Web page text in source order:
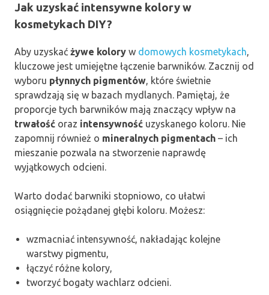
Jak uzyskać intensywne kolory w
kosmetykach DIY?
Aby uzyskać żywe kolory w domowych kosmetykach
kluczowe jest umiejętne łączenie barwników. Zacznij od
wyboru płynnych pigmentów , które świetnie
sprawdzają się w bazach mydlanych. Pamiętaj, że
proporcje tych barwników mają znaczący wpływ na
trwałość oraz intensywność uzyskanego koloru. Nie
zapomnij również o mineralnych pigmentach – ich
mieszanie pozwala na stworzenie naprawdę
wyjątkowych odcieni.
Warto dodać barwniki stopniowo, co ułatwi
osiągnięcie pożądanej głębi koloru. Możesz:
wzmacniać intensywność, nakładając kolejne
warstwy pigmentu,
łączyć różne kolory,
tworzyć bogaty wachlarz odcieni.